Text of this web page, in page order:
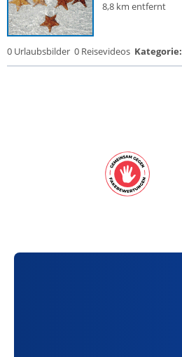
8,8 km entfernt
0 Urlaubsbilder 0 Reisevideos Kategorie: